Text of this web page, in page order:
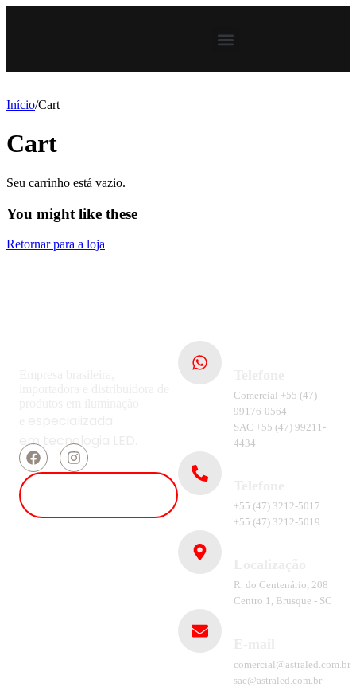
Início/Cart
Cart
Seu carrinho está vazio.
You might like these
Retornar para a loja
emtecnologia LED.
Comercial +55 (47)
99176-0564
SAC +55 (47) 99211-
4434
+55 (47) 3212-5017
+55 (47) 3212-5019
R. do Centenário, 208
Centro 1, Brusque - SC
comercial@astraled.com.br
sac@astraled.com.br